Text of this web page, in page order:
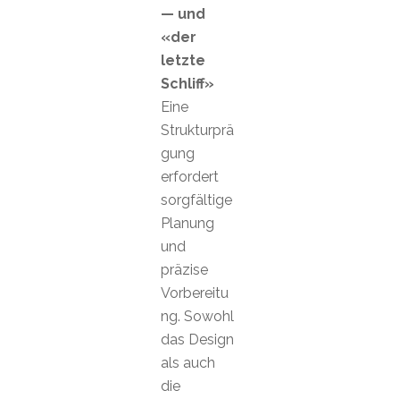
— und
«der
letzte
Schliff»
Eine
Strukturprä
gung
erfordert
sorgfältige
Planung
und
präzise
Vorbereitu
ng. Sowohl
das Design
als auch
die